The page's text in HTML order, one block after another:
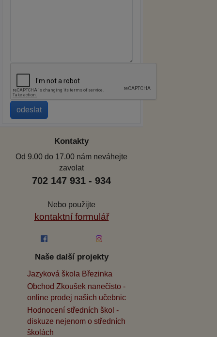
Kontakty
Od 9.00 do 17.00 nám neváhejte
zavolat
702 147 931 - 934
Nebo použijte
kontaktní formulář
Naše další projekty
Jazyková škola Březinka
Obchod Zkoušek nanečisto -
online prodej našich učebnic
Hodnocení středních škol -
diskuze nejenom o středních
školách